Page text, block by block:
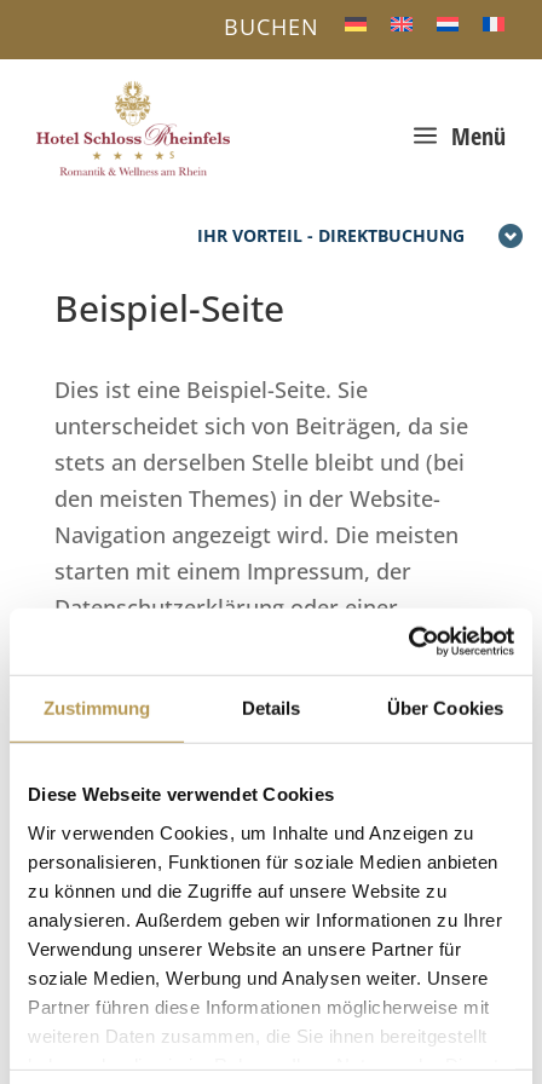
Zustimmung Details Über Cookies
Diese Webseite verwendet Cookies
Wir verwenden Cookies, um Inhalte und Anzeigen zu
personalisieren, Funktionen für soziale Medien anbieten
zu können und die Zugriffe auf unsere Website zu
analysieren. Außerdem geben wir Informationen zu Ihrer
Verwendung unserer Website an unsere Partner für
soziale Medien, Werbung und Analysen weiter. Unsere
Partner führen diese Informationen möglicherweise mit
weiteren Daten zusammen, die Sie ihnen bereitgestellt
IHR VORTEIL - DIREKTBUCHUNG
a Menü
BUCHEN
Beispiel-Seite
Dies ist eine Beispiel-Seite. Sie
unterscheidet sich von Beiträgen, da sie
stets an derselben Stelle bleibt und (bei
den meisten Themes) in der Website-
Navigation angezeigt wird. Die meisten
starten mit einem Impressum, der
Datenschutzerklärung oder einer
„Über uns“-Seite, um sich potenziellen
Besuchern der Website vorzustellen. Dort
könnte zum Beispiel stehen:
Fahrradkurier, nachts bin ich ein
aufstrebender Schauspieler und dies
hier ist meine Website. Ich lebe in
Berlin, habe einen großen Hund
namens Jack, mag Piña Coladas, jedoch
weniger (ohne Schirm) im Regen
stehen gelassen zu werden.